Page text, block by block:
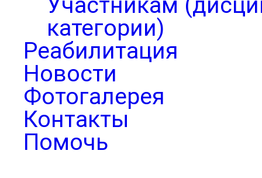
категории)
Реабилитация
Новости
Фотогалерея
Контакты
Помочь